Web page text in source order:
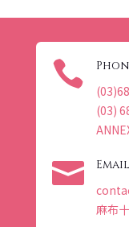

(03)
 Email
麻布